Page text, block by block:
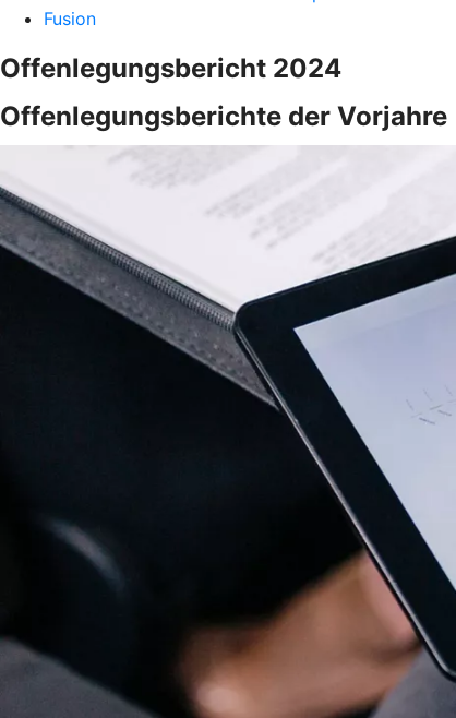
Fusion
Offenlegungsbericht 2024
Offenlegungsberichte der Vorjahre